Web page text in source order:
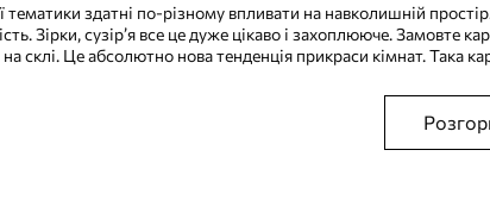
тематики здатні по-різному впливати на навколишній
Зірки, сузір’я все це дуже цікаво і захоплююче. Замовте
склі. Це абсолютно нова тенденція прикраси кімнат. Така